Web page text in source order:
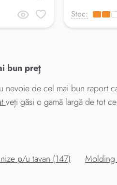
Stoc:
bun preț
de cel mai bun raport
veți găsi o gamă largă de tot
p/u tavan (147)